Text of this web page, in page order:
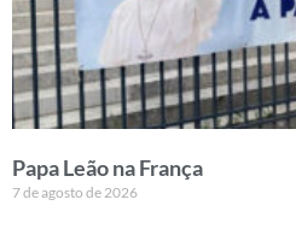
Papa Leão na França
7 de agosto de 2026